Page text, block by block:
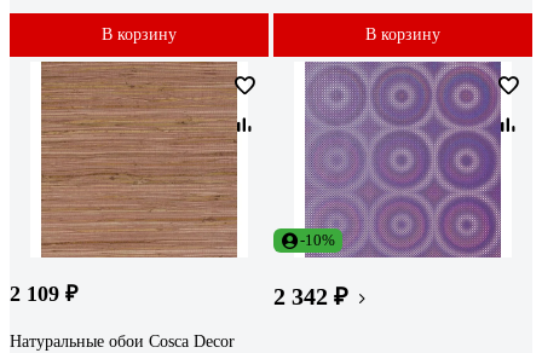
В корзину В корзину
2 109 ₽
Натуральные обои Cosca Decor
-10%
2 342 ₽